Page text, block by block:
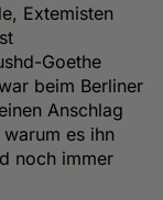
Extemisten
Goethe
beim Berliner
Anschlag
es ihn
noch immer